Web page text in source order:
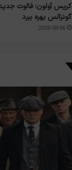
کریس آولون: فالوت
گونزالس بهره ببرد
2026-08-06